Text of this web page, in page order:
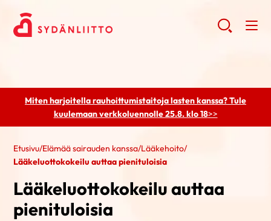
Miten harjoitella rauhoittumistaitoja lasten kanssa? Tule
kuulemaanverkkoluennolle 25.8. klo 18>>
Etusivu/Elämää sairauden kanssa/Lääkehoito/
Lääkeluottokokeilu auttaa pienituloisia
Lääkeluottokokeilu auttaa
pienituloisia